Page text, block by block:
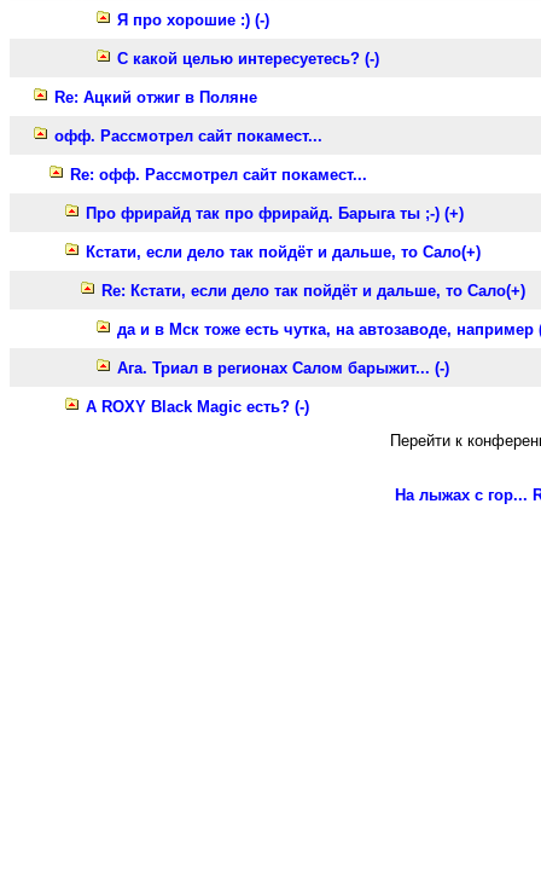
Я про хорошие :) (-)
С какой целью интересуетесь? (-)
Re: Ацкий отжиг в Поляне
офф. Рассмотрел сайт покамест...
Re: офф. Рассмотрел сайт покамест...
Про фрирайд так про фрирайд. Барыга ты ;-) (+)
Кстати, если дело так пойдёт и дальше, то Сало(+)
Re: Кстати, если дело так пойдёт и дальше, то Сало(+)
да и в Мск тоже есть чутка, на автозаводе, например
Ага. Триал в регионах Салом барыжит... (-)
А ROXY Black Magic есть? (-)
Перейти к
На лыжах с гор...